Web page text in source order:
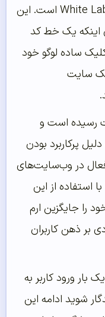
اینکه یک خط کد
ساده لوگو خود
یک سایت
رسیده است و
پرکاربرد بودن
هزار نصب فعال در وب‌سایت‌های
استفاده از این
را جایگزین ارم
بر ذهن کاربران
بار ورود کاربر به
شوید ادامه این